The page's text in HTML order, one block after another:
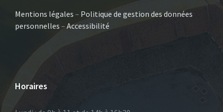
Mentions légales – Politique de gestion des données
personnelles – Accessibilité
Horaires